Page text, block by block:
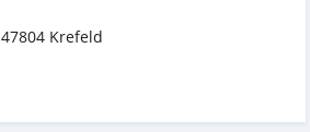
47804 Krefeld